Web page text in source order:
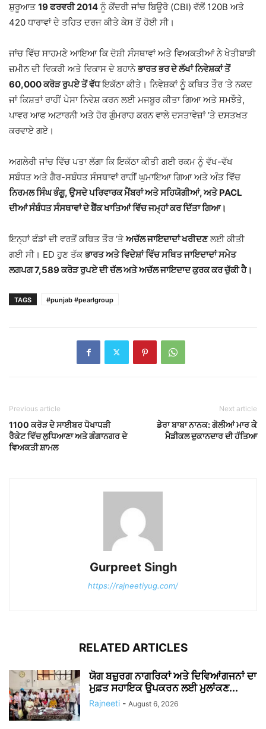
ਸ਼ੁਰੂਆਤ 19 ਫਰਵਰੀ 2014ਨੂੰ ਕੇਂਦਰੀ ਜਾਂਚ ਬਿਊਰੋ (CBI) ਵੱਲੋਂ 120B ਅਤੇ
420 ਧਾਰਾਵਾਂ ਦੇ ਤਹਿਤ ਦਰਜ ਕੀਤੇ ਕੇਸ ਤੋਂ ਹੋਈ ਸੀ।
ਜਾਂਚ ਵਿੱਚ ਸਾਹਮਣੇ ਆਇਆ ਕਿ ਦੋਸ਼ੀ ਸੰਸਥਾਵਾਂ ਅਤੇ ਵਿਅਕਤੀਆਂ ਨੇ ਖੇਤੀਬਾੜੀ
ਜ਼ਮੀਨ ਦੀ ਵਿਕਰੀ ਅਤੇ ਵਿਕਾਸ ਦੇ ਬਹਾਨੇਭਾਰਤ ਭਰ ਦੇ ਲੱਖਾਂ ਨਿਵੇਸ਼ਕਾਂ ਤੋਂ
60,000 ਕਰੋੜ ਰੁਪਏ ਤੋਂ ਵੱਧਇਕੱਠਾ ਕੀਤੇ। ਨਿਵੇਸ਼ਕਾਂ ਨੂੰ ਕਥਿਤ ਤੌਰ ‘ਤੇ ਨਕਦ
ਜਾਂ ਕਿਸ਼ਤਾਂ ਰਾਹੀਂ ਪੇਸਾ ਨਿਵੇਸ਼ ਕਰਨ ਲਈ ਮਜਬੂਰ ਕੀਤਾ ਗਿਆ ਅਤੇ ਸਮਝੌਤੇ,
ਪਾਵਰ ਆਫ ਅਟਾਰਨੀ ਅਤੇ ਹੋਰ ਗੁੰਮਰਾਹ ਕਰਨ ਵਾਲੇ ਦਸਤਾਵੇਜ਼ਾਂ ’ਤੇ ਦਸਤਖਤ
ਕਰਵਾਏ ਗਏ।
ਅਗਲੇਰੀ ਜਾਂਚ ਵਿੱਚ ਪਤਾ ਲੱਗਾ ਕਿ ਇਕੱਠਾ ਕੀਤੀ ਗਈ ਰਕਮ ਨੂੰ ਵੱਖ-ਵੱਖ
ਸਬੰਧਤ ਅਤੇ ਗੈਰ-ਸਬੰਧਤ ਸੰਸਥਾਵਾਂ ਰਾਹੀਂ ਘੁਮਾਇਆ ਗਿਆ ਅਤੇ ਅੰਤ ਵਿੱਚ
ਨਿਰਮਲ ਸਿੰਘ ਭੰਗੂ, ਉਸਦੇ ਪਰਿਵਾਰਕ ਮੈਂਬਰਾਂ ਅਤੇ ਸਹਿਯੋਗੀਆਂ, ਅਤੇ PACL
ਦੀਆਂ ਸੰਬੰਧਤ ਸੰਸਥਾਵਾਂ ਦੇ ਬੈਂਕ ਖਾਤਿਆਂ ਵਿੱਚ ਜਮ੍ਹਾਂ ਕਰ ਦਿੱਤਾ ਗਿਆ।
ਇਨ੍ਹਾਂ ਫੰਡਾਂ ਦੀ ਵਰਤੋਂ ਕਥਿਤ ਤੌਰ ‘ਤੇਅਚੱਲ ਜਾਇਦਾਦਾਂ ਖਰੀਦਣਲਈ ਕੀਤੀ
ਗਈ ਸੀ। ED ਹੁਣ ਤੱਕਭਾਰਤ ਅਤੇ ਵਿਦੇਸ਼ਾਂ ਵਿੱਚ ਸਥਿਤ ਜਾਇਦਾਦਾਂ ਸਮੇਤ
ਲਗਪਗ 7,589 ਕਰੋੜ ਰੁਪਏ ਦੀ ਚੱਲ ਅਤੇ ਅਚੱਲ ਜਾਇਦਾਦ ਕੁਰਕ ਕਰ ਚੁੱਕੀ ਹੈ।
TAGS #punjab #pearlgroup
Previous article
1100 ਕਰੋੜ ਦੇ ਸਾਈਬਰ ਧੋਖਾਧੜੀ
ਰੈਕੇਟ ਵਿੱਚ ਲੁਧਿਆਣਾ ਅਤੇ ਗੰਗਾਨਗਰ ਦੇ
ਵਿਅਕਤੀ ਸ਼ਾਮਲ
Next article
ਡੇਰਾ ਬਾਬਾ ਨਾਨਕ: ਗੋਲੀਆਂ ਮਾਰ ਕੇ
ਮੈਡੀਕਲ ਦੁਕਾਨਦਾਰ ਦੀ ਹੱਤਿਆ
Gurpreet Singh
https://rajneetiyug.com/
RELATED ARTICLES
ਯੋਗ ਬਜ਼ੁਰਗ ਨਾਗਰਿਕਾਂ ਅਤੇ ਦਿਵਿਆਂਗਜਨਾਂ ਦਾ
ਮੁਫ਼ਤ ਸਹਾਇਕ ਉਪਕਰਨ ਲਈ ਮੁਲਾਂਕਣ...
Rajneeti - August 6, 2026